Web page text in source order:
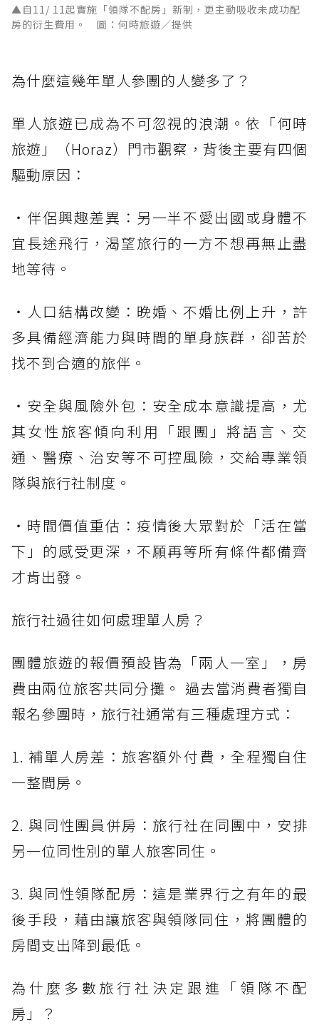
▲自11/ 11起實施「領隊不配房」新制，更主動吸收未成功配
房的衍生費用。 圖：何時旅遊／提供
為什麼這幾年單人參團的人變多了？
單人旅遊已成為不可忽視的浪潮。依「何時
旅遊」（Horaz）門市觀察，背後主要有四個
驅動原因：
・伴侶興趣差異：另一半不愛出國或身體不
宜長途飛行，渴望旅行的一方不想再無止盡
地等待。
・人口結構改變：晚婚、不婚比例上升，許
多具備經濟能力與時間的單身族群，卻苦於
找不到合適的旅伴。
・安全與風險外包：安全成本意識提高，尤
其女性旅客傾向利用「跟團」將語言、交
通、醫療、治安等不可控風險，交給專業領
隊與旅行社制度。
・時間價值重估：疫情後大眾對於「活在當
下」的感受更深，不願再等所有條件都備齊
才肯出發。
旅行社過往如何處理單人房？
團體旅遊的報價預設皆為「兩人一室」，房
費由兩位旅客共同分攤。 過去當消費者獨自
報名參團時，旅行社通常有三種處理方式：
1. 補單人房差：旅客額外付費，全程獨自住
一整間房。
2. 與同性團員併房：旅行社在同團中，安排
另一位同性別的單人旅客同住。
3. 與同性領隊配房：這是業界行之有年的最
後手段，藉由讓旅客與領隊同住，將團體的
房間支出降到最低。
為什麼多數旅行社決定跟進「領隊不配
房」？